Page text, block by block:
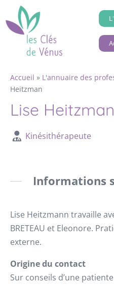
Accueil » L'annuaire des
Heitzman
Lise Heitzman
Kinésithérapeute
Informations
Lise Heitzmann travaille
BRETEAU et Eleonore.
externe.
Origine du contact
Sur conseils d’une patiente